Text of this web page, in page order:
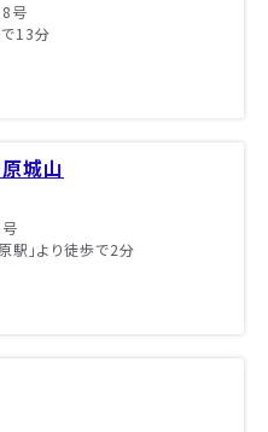
号
13分
城山
駅」より徒歩で2分